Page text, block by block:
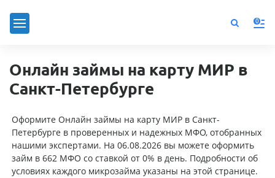
0
Онлайн займы на карту МИР в
Санкт-Петербурге
Оформите Онлайн займы на карту МИР в Санкт-
Петербурге в проверенных и надежных МФО, отобранных
нашими экспертами. На 06.08.2026 вы можете оформить
займ в 662 МФО со ставкой от 0% в день. Подробности об
условиях каждого микрозайма указаны на этой странице.